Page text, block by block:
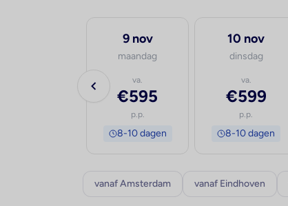
9 nov
maandag
va.
€595
p.p.
8-10 dagen
10 nov
dinsdag
va.
€599
p.p.
8-10 dagen
vanaf Amsterdam vanaf Eindhoven